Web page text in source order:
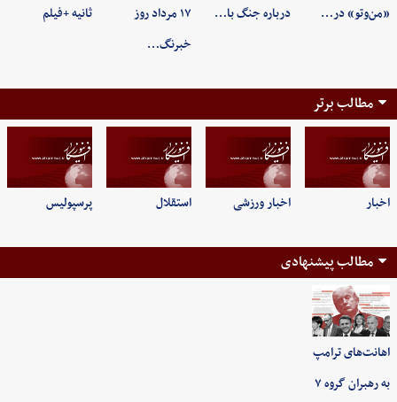
«من‌وتو» در… درباره جنگ با…
۱۷ مرداد روز
خبرنگ…
ثانیه +فیلم
مطالب برتر
اخبار اخبار ورزشی استقلال پرسپولیس
مطالب پیشنهادی
اهانت‌های ترامپ
به رهبران گروه ۷